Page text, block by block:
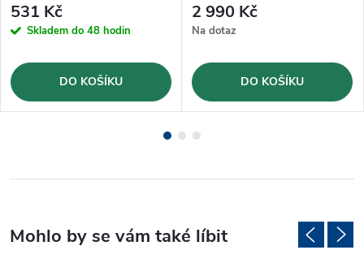
531 Kč
Skladem do 48 hodin
DO KOŠÍKU
2 990 Kč
Na dotaz
DO KOŠÍKU